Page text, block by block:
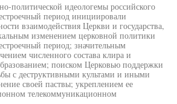
политической идеологемы российского
период инициировали
взаимодействия Церкви и государства,
изменением церковной политики
период; значительным
численного состава клира и
поиском Церковью поддержки
с деструктивными культами и иными
своей паствы; укреплением ее
телекоммуникационном